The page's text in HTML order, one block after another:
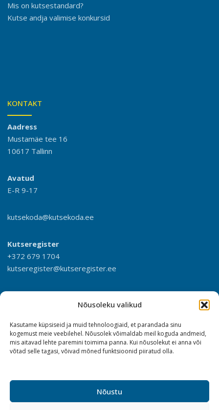
Nõusoleku valikud
Kasutame küpsiseid ja muid tehnoloogiaid, et parandada sinu
kogemust meie veebilehel. Nõusolek võimaldab meil koguda andmeid,
mis aitavad lehte paremini toimima panna. Kui nõusolekut ei anna või
võtad selle tagasi, võivad mõned funktsioonid piiratud olla.
Nõustu
Mis on kutsestandard?
Kutse andja valimise konkursid
KONTAKT
Aadress
Mustamäe tee 16
10617 Tallinn
Avatud
E-R 9-17
kutsekoda@kutsekoda.ee
Kutseregister
+372 679 1704
kutseregister@kutseregister.ee